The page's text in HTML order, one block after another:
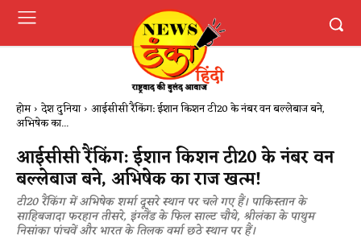
होम देश दुनिया ​आईसीसी रैंकिंग: ईशान किशन टी20 के नंबर वन बल्लेबाज बने,
अभिषेक का...
​आईसीसी रैंकिंग: ईशान किशन टी20 के नंबर वन
बल्लेबाज बने, अभिषेक का राज खत्म!
टी20 रैंकिंग में अभिषेक शर्मा दूसरे स्थान पर चले गए हैं। पाकिस्तान के
साहिबजादा फरहान तीसरे, इंग्लैंड के फिल साल्ट चौथे, श्रीलंका के पाथुम
निसांका पांचवें और भारत के तिलक वर्मा छठे स्थान पर हैं।